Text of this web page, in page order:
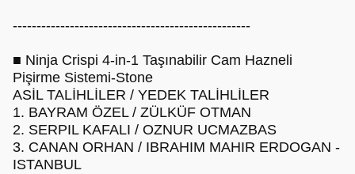
--------------------------------------------------
■ Ninja Crispi 4-in-1 Taşınabilir Cam Hazneli
Pişirme Sistemi-Stone
ASİL TALİHLİLER / YEDEK TALİHLİLER
1. BAYRAM ÖZEL / ZÜLKÜF OTMAN
2. SERPIL KAFALI / OZNUR UCMAZBAS
3. CANAN ORHAN / IBRAHIM MAHIR ERDOGAN -
ISTANBUL